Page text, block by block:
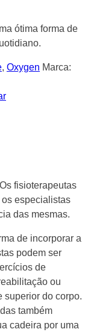
ótima forma de
, Oxygen Marca:
fisioterapeutas
especialistas
das mesmas.
de incorporar a
podem ser
de
ou
superior do corpo.
também
cadeira por uma